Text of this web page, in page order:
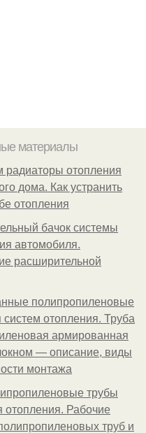
материалы
радиаторы отопления
дома. Как устранить
отопления
бачок системы
автомобиля.
расширительной
полипропиленовые
систем отопления. Труба
армированная
— описание, виды
монтажа
трубы
отопления. Рабочие
труб и